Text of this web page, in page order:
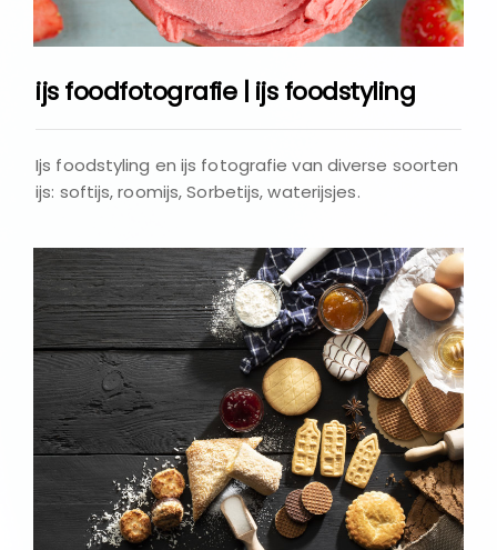
ijs foodfotografie | ijs foodstyling
Ijs foodstyling en ijs fotografie van diverse soorten
ijs: softijs, roomijs, Sorbetijs, waterijsjes.